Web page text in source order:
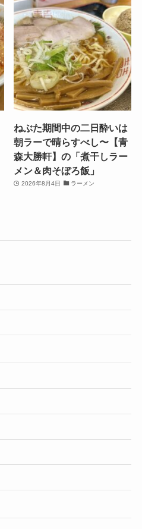
ねぶた期間中の二日酔いは
朝ラーで晴らすべし〜【青
森大勝軒】の「煮干しラー
メン＆肉そぼろ飯」
2026年8月4日 ラーメン